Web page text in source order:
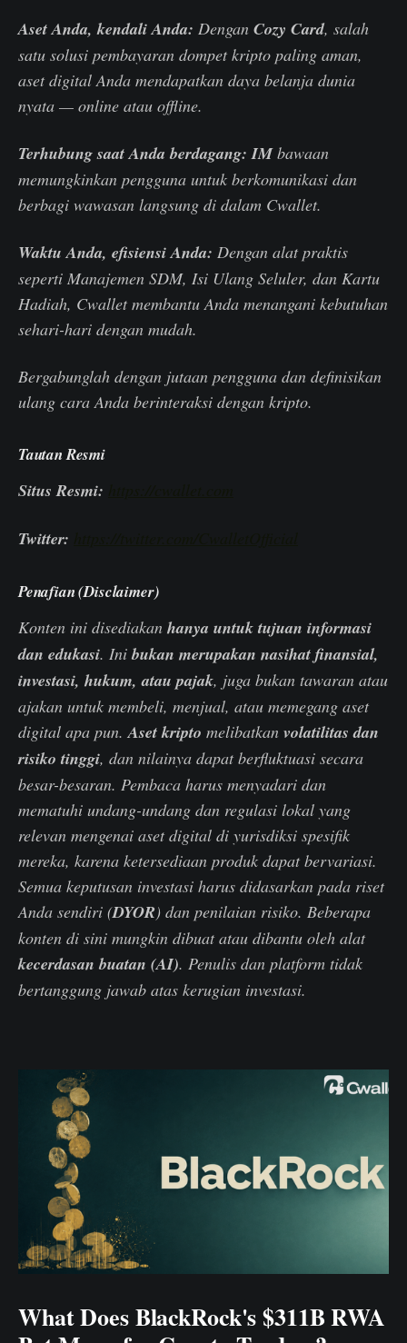
Aset Anda, kendali Anda: Dengan Cozy Card, salah
satu solusi pembayaran dompet kripto paling aman,
aset digital Anda mendapatkan daya belanja dunia
nyata — online atau offline.
Terhubung saat Anda berdagang: IMbawaan
memungkinkan pengguna untuk berkomunikasi dan
berbagi wawasan langsung di dalam Cwallet.
Waktu Anda, efisiensi Anda: Dengan alat praktis
seperti Manajemen SDM, Isi Ulang Seluler, dan Kartu
Hadiah, Cwallet membantu Anda menangani kebutuhan
sehari-hari dengan mudah.
Bergabunglah dengan jutaan pengguna dan definisikan
ulang cara Anda berinteraksi dengan kripto.
Tautan Resmi
Situs Resmi:
Twitter:
Penafian (Disclaimer)
Konten ini disediakan hanya untuk tujuan informasi
dan edukasi. Inibukan merupakan nasihat finansial,
investasi, hukum, atau pajak, juga bukan tawaran atau
ajakan untuk membeli, menjual, atau memegang aset
digital apa pun. Aset kripto melibatkan volatilitas dan
risiko tinggi, dan nilainya dapat berfluktuasi secara
besar-besaran. Pembaca harus menyadari dan
mematuhi undang-undang dan regulasi lokal yang
relevan mengenai aset digital di yurisdiksi spesifik
mereka, karena ketersediaan produk dapat bervariasi.
Semua keputusan investasi harus didasarkan pada riset
Anda sendiri (DYOR) dan penilaian risiko. Beberapa
konten di sini mungkin dibuat atau dibantu oleh alat
kecerdasan buatan (AI). Penulis dan platform tidak
bertanggung jawab atas kerugian investasi.
What Does BlackRock's $311B RWA